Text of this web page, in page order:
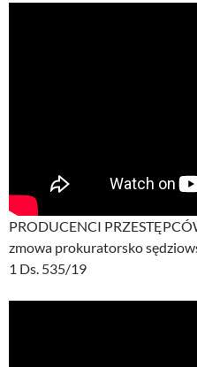
PRODUCENCI
zmowa prokuratorsko
1 Ds. 535/19